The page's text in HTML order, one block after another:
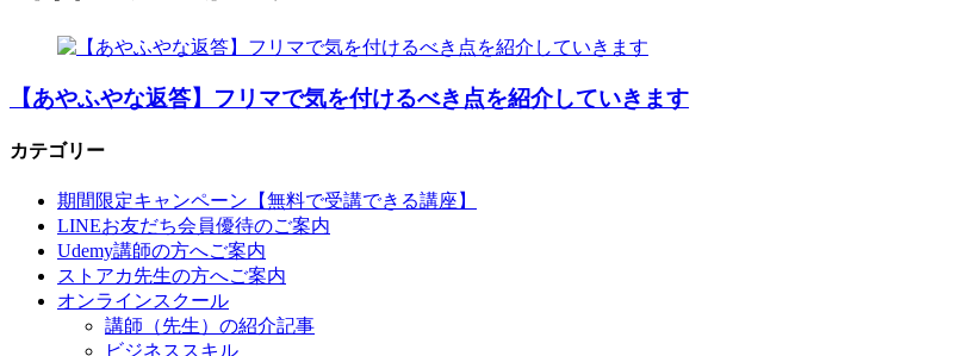
【あやふやな返答】フリマで気を付けるべき点を紹介していきます
カテゴリー
期間限定キャンペーン【無料で受講できる講座】
LINEお友だち会員優待のご案内
Udemy講師の方へご案内
ストアカ先生の方へご案内
オンラインスクール
講師（先生）の紹介記事
ビジネススキル